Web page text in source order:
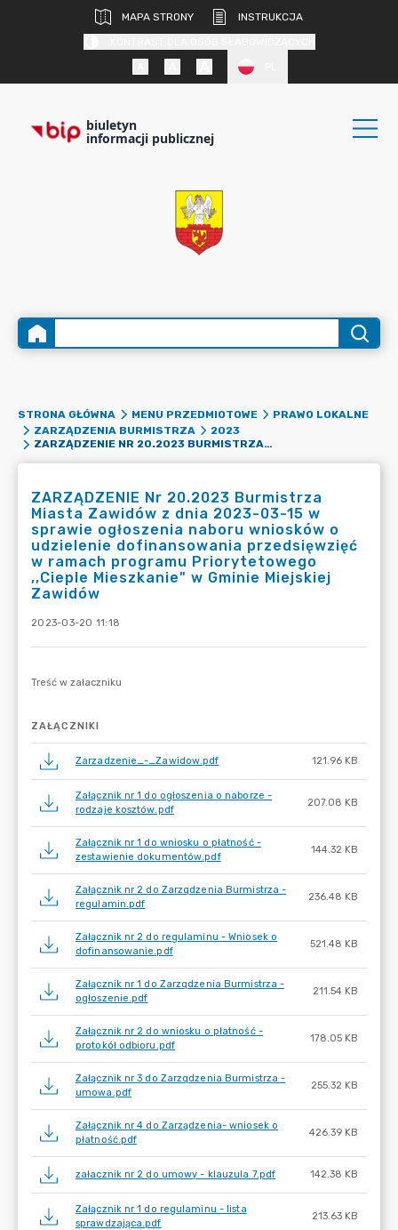
MAPA STRONY
INSTRUKCJA
biuletyn
informacji publicznej
STRONA GŁÓWNA MENU PRZEDMIOTOWE
PRAWO LOKALNE
ZARZĄDZENIA BURMISTRZA
2023
ZARZĄDZENIE NR 20.2023 BURMISTRZA MIASTA ZAWIDÓW Z DNIA 2023-03-15 W SPRAWIE OGŁOSZENIA NABORU WNIOSKÓW O UDZIELENIE DOFINANSOWANIA PRZEDSIĘWZIĘĆ W RAMACH PROGRAMU PRIORYTETOWEGO ,,CIEPLE MIESZKANIE" W GMINIE MIEJSKIEJ ZAWIDÓW
ZARZĄDZENIE Nr 20.2023 Burmistrza
Miasta Zawidów z dnia 2023-03-15 w
sprawie ogłoszenia naboru wniosków o
udzielenie dofinansowania przedsięwzięć
w ramach programu Priorytetowego
,,Cieple Mieszkanie" w Gminie Miejskiej
Zawidów
2023-03-20 11:18
ZAŁĄCZNIKI
Zarzadzenie_-_Zawidow.pdf 121.96 KB
Załącznik nr 1 do ogłoszenia o naborze -
rodzaje kosztów.pdf
207.08 KB
Załącznik nr 1 do wniosku o płatność -
zestawienie dokumentów.pdf
144.32 KB
Załącznik nr 2 do Zarzqdzenia Burmistrza -
regulamin.pdf
236.48 KB
Załącznik nr 2 do regulaminu - Wniosek o
dofinansowanie.pdf
521.48 KB
Załącznik nr 1 do Zarzqdzenia Burmistrza -
ogłoszenie.pdf
211.54 KB
Załącznik nr 2 do wniosku o płatność -
protokół odbioru.pdf
178.05 KB
Załącznik nr 3 do Zarzqdzenia Burmistrza -
umowa.pdf
255.32 KB
Załącznik nr 4 do Zarządzenia- wniosek o
płatność.pdf
426.39 KB
załacznik nr 2 do umowy - klauzula 7.pdf 142.38 KB
Załącznik nr 1 do regulaminu - lista
sprawdzająca.pdf
213.63 KB